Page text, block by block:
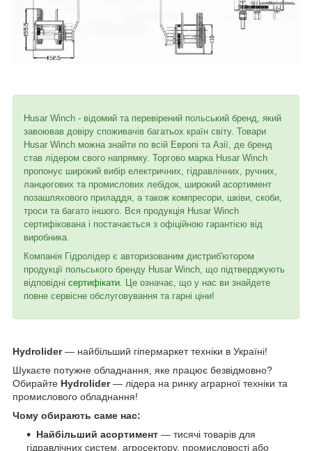
Husar Winch - відомий та перевірений польський бренд, який
завоював довіру споживачів багатьох країн світу. Товари
Husar Winch можна знайти по всій Европі та Азії, де бренд
став лідером свого напрямку. Торгово марка Husar Winch
пропонує широкий вибір електричних, гідравлічних, ручних,
ланцюгових та промислових лебідок, широкий асортимент
позашляхового приладдя, а також компресори, шківи, скоби,
троси та багато іншого. Вся продукція Husar Winch
сертифікована і постачається з офіційною гарантією від
виробника.
Компанія Гідролідер є авторизованим дистриб'ютором
продукції польського бренду Husar Winch, що підтверджують
відповідні сертифікати. Це означає, що у нас ви знайдете
повне сервісне обслуговування та гарні ціни!
Hydrolider— найбільший гіпермаркет техніки в Україні!
Шукаєте потужне обладнання, яке працює безвідмовно?
Обирайте Hydrolider— лідера на ринку аграрної техніки та
промислового обладнання!
Чому обирають саме нас:
Найбільший асортимент — тисячі товарів для
гідравлічних систем, агросектору, промисловості або